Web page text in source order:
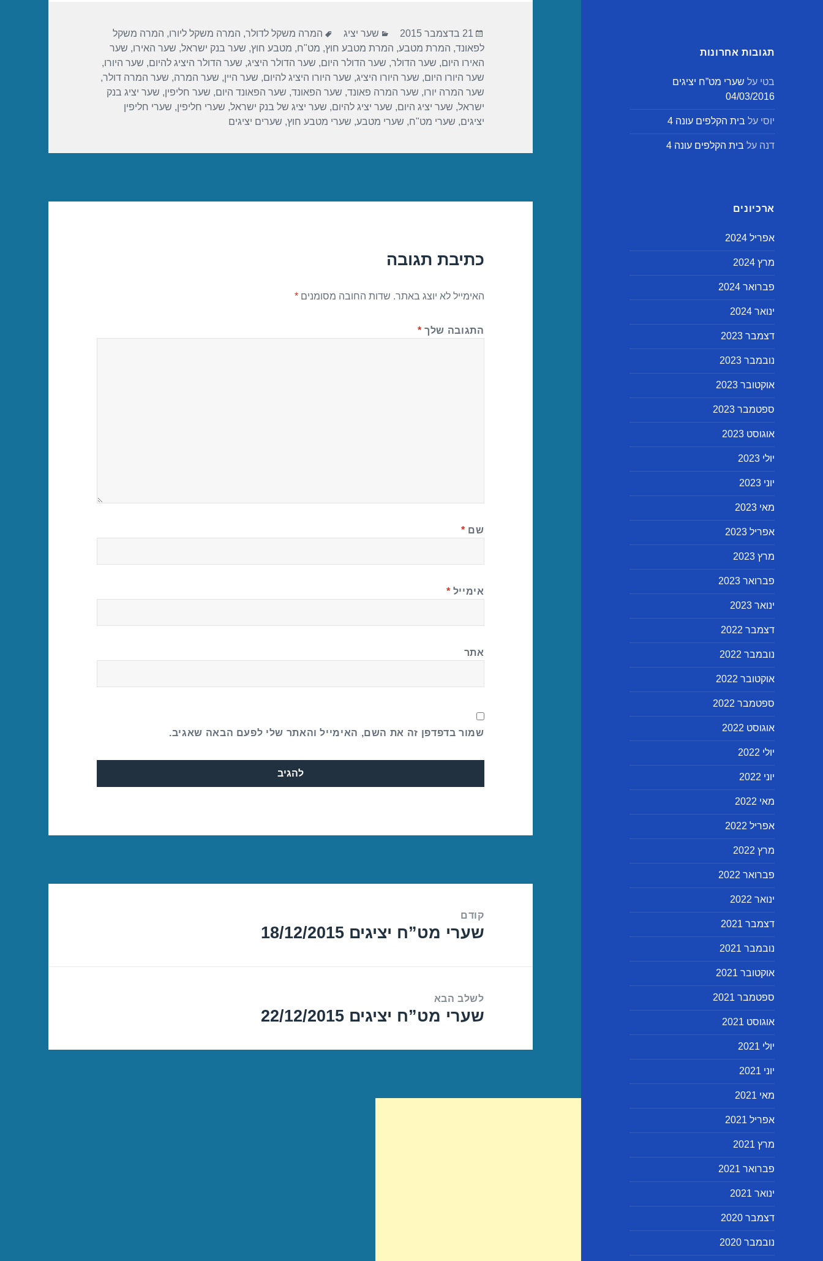
תגובות אחרונות
בטי על שערי מט”ח יציגים
04/03/2016
יוסי על בית הקלפים עונה 4
דנה על בית הקלפים עונה 4
ארכיונים
אפריל 2024
מרץ 2024
פברואר 2024
ינואר 2024
דצמבר 2023
נובמבר 2023
אוקטובר 2023
ספטמבר 2023
אוגוסט 2023
יולי 2023
יוני 2023
מאי 2023
אפריל 2023
מרץ 2023
פברואר 2023
ינואר 2023
דצמבר 2022
נובמבר 2022
אוקטובר 2022
ספטמבר 2022
אוגוסט 2022
יולי 2022
יוני 2022
מאי 2022
אפריל 2022
מרץ 2022
פברואר 2022
ינואר 2022
דצמבר 2021
נובמבר 2021
אוקטובר 2021
ספטמבר 2021
אוגוסט 2021
יולי 2021
יוני 2021
מאי 2021
אפריל 2021
מרץ 2021
פברואר 2021
ינואר 2021
דצמבר 2020
נובמבר 2020
o
o
k
פורסם
בתאריך
21 בדצמבר 2015 קטגוריות
שער יציג תגיות
המרה משקל לדולר, המרה משקל ליורו, המרה משקל
לפאונד, המרת מטבע, המרת מטבע חוץ, מט"ח, מטבע חוץ, שער בנק ישראל, שער האירו, שער
האירו היום, שער הדולר, שער הדולר היום, שער הדולר היציג, שער הדולר היציג להיום, שער היורו,
שער היורו היום, שער היורו היציג, שער היורו היציג להיום, שער היין, שער המרה, שער המרה דולר,
שער המרה יורו, שער המרה פאונד, שער הפאונד, שער הפאונד היום, שער חליפין, שער יציג בנק
ישראל, שער יציג היום, שער יציג להיום, שער יציג של בנק ישראל, שערי חליפין, שערי חליפין
יציגים, שערי מט"ח, שערי מטבע, שערי מטבע חוץ, שערים יציגים
כתיבת תגובה
האימייל לא יוצג באתר. שדות החובה מסומנים*
התגובה שלך *
שם *
אימייל *
אתר
שמור בדפדפן זה את השם, האימייל והאתר שלי לפעם הבאה שאגיב.
קודם
הפוסט
שערי מט”ח יציגים 18/12/2015
לשלב הבא
הפוסט
שערי מט”ח יציגים 22/12/2015